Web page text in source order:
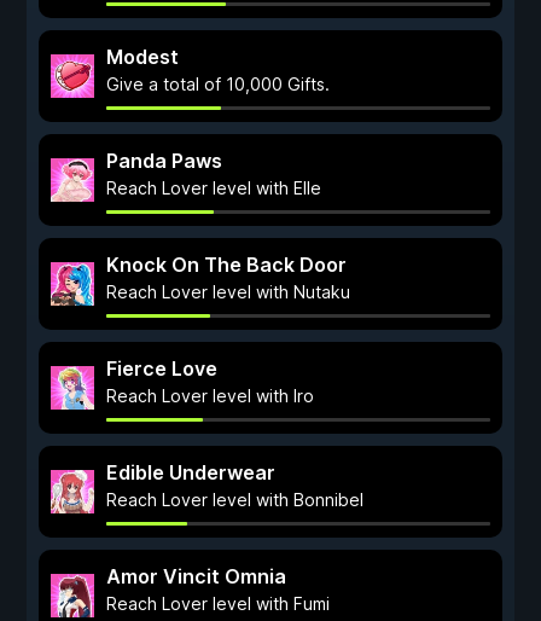
Modest
Give a total of 10,000 Gifts.
Panda Paws
Reach Lover level with Elle
Knock On The Back Door
Reach Lover level with Nutaku
Fierce Love
Reach Lover level with Iro
Edible Underwear
Reach Lover level with Bonnibel
Amor Vincit Omnia
Reach Lover level with Fumi